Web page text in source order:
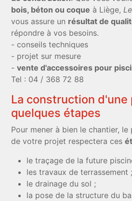
bois, béton ou coque à Liège,
vous assure un résultat de
répondre à vos besoins.
- conseils techniques
- projet sur mesure
-vente d'accessoires pour
Tel : 04 / 368 72 88
La construction d'une
quelques étapes
Pour mener à bien le chantier,
de votre projet respectera ces
le traçage de la future
les travaux de terrassement ;
le drainage du sol ;
la pose de la structure du